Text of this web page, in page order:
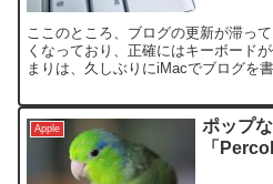
ここのところ、ブログの更新が滞っ
くなっており、正確にはキーボード
まりは、久しぶりにiMacでブログを
Apple
ポップ
「